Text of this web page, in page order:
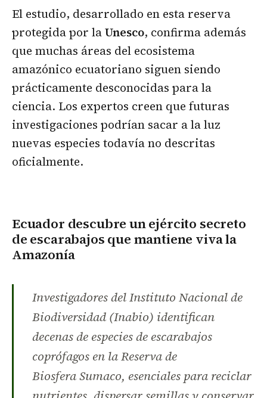
El estudio, desarrollado en esta reserva
protegida por laUnesco, confirma además
que muchas áreas del ecosistema
amazónico ecuatoriano siguen siendo
prácticamente desconocidas para la
ciencia. Los expertos creen que futuras
investigaciones podrían sacar a la luz
nuevas especies todavía no descritas
oficialmente.
Ecuador descubre un ejército secreto
de escarabajos que mantiene viva la
Amazonía
Investigadores del Instituto Nacional de
Biodiversidad (Inabio) identifican
decenas de especies de escarabajos
coprófagos en la Reserva de
Biosfera Sumaco, esenciales para reciclar